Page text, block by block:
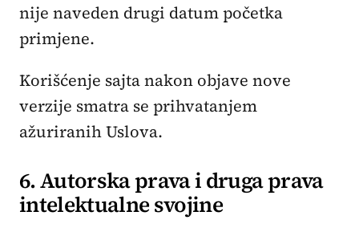
nije naveden drugi datum početka
primjene.
Korišćenje sajta nakon objave nove
verzije smatra se prihvatanjem
ažuriranih Uslova.
6. Autorska prava i druga prava
intelektualne svojine